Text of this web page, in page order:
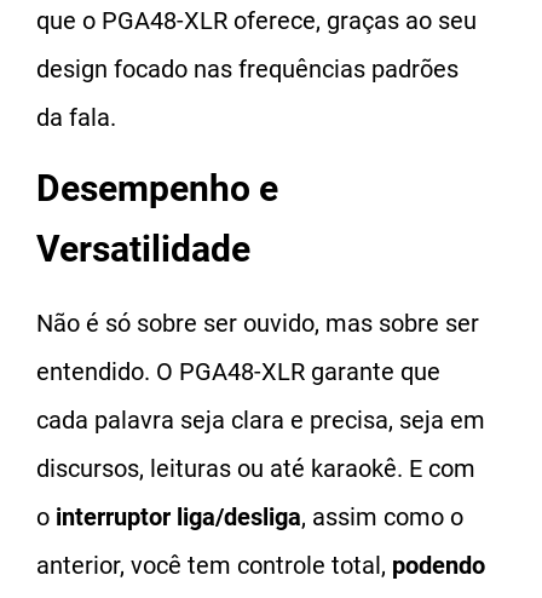
que o PGA48-XLR oferece, graças ao seu
design focado nas frequências padrões
da fala.
Desempenho e
Versatilidade
Não é só sobre ser ouvido, mas sobre ser
entendido. O PGA48-XLR garante que
cada palavra seja clara e precisa, seja em
discursos, leituras ou até karaokê. E com
o interruptor liga/desliga, assim como o
anterior, você tem controle total, podendo